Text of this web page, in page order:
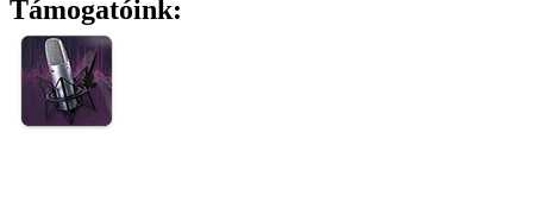
Támogatóink: